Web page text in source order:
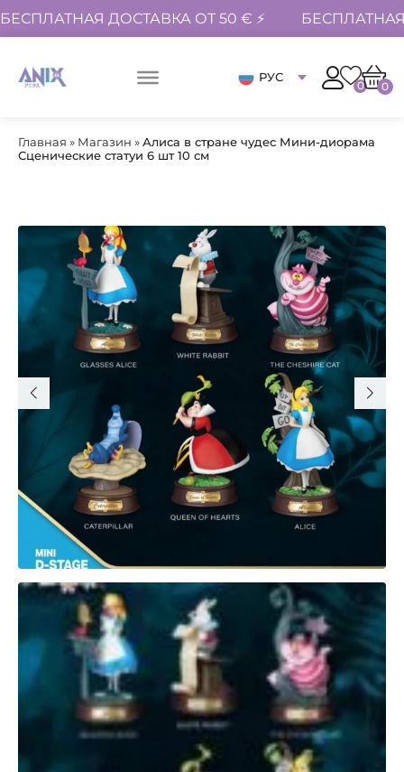
БЕСПЛАТНАЯ ДОСТАВКА ОТ 50 € ⚡
РУС
0 0
Главная » Магазин »Алиса в стране чудес Мини-диорама
Сценические статуи 6 шт 10 см